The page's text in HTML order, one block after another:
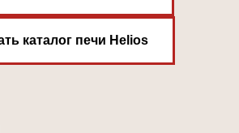
каталог печи Helios